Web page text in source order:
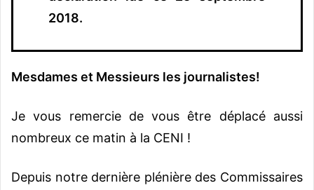
2018.
Mesdames et Messieurs les journalistes!
Je vous remercie de vous être déplacé aussi
nombreux ce matin à la CENI !
Depuis notre dernière plénière des Commissaires